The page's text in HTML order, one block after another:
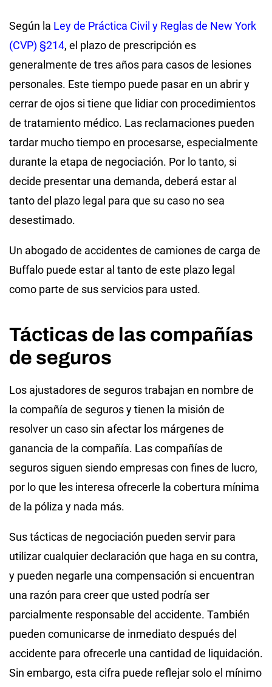
Según la Ley de Práctica Civil y Reglas de New York
(CVP) §214, el plazo de prescripción es
generalmente de tres años para casos de lesiones
personales. Este tiempo puede pasar en un abrir y
cerrar de ojos si tiene que lidiar con procedimientos
de tratamiento médico. Las reclamaciones pueden
tardar mucho tiempo en procesarse, especialmente
durante la etapa de negociación. Por lo tanto, si
decide presentar una demanda, deberá estar al
tanto del plazo legal para que su caso no sea
desestimado.
Un abogado de accidentes de camiones de carga de
Buffalo puede estar al tanto de este plazo legal
como parte de sus servicios para usted.
Tácticas de las compañías
de seguros
Los ajustadores de seguros trabajan en nombre de
la compañía de seguros y tienen la misión de
resolver un caso sin afectar los márgenes de
ganancia de la compañía. Las compañías de
seguros siguen siendo empresas con fines de lucro,
por lo que les interesa ofrecerle la cobertura mínima
de la póliza y nada más.
Sus tácticas de negociación pueden servir para
utilizar cualquier declaración que haga en su contra,
y pueden negarle una compensación si encuentran
una razón para creer que usted podría ser
parcialmente responsable del accidente. También
pueden comunicarse de inmediato después del
accidente para ofrecerle una cantidad de liquidación.
Sin embargo, esta cifra puede reflejar solo el mínimo